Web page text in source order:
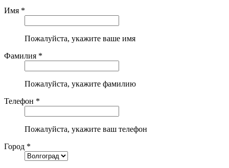
Имя *
Пожалуйста, укажите ваше имя
Фамилия *
Пожалуйста, укажите фамилию
Телефон *
Пожалуйста, укажите ваш телефон
Город *